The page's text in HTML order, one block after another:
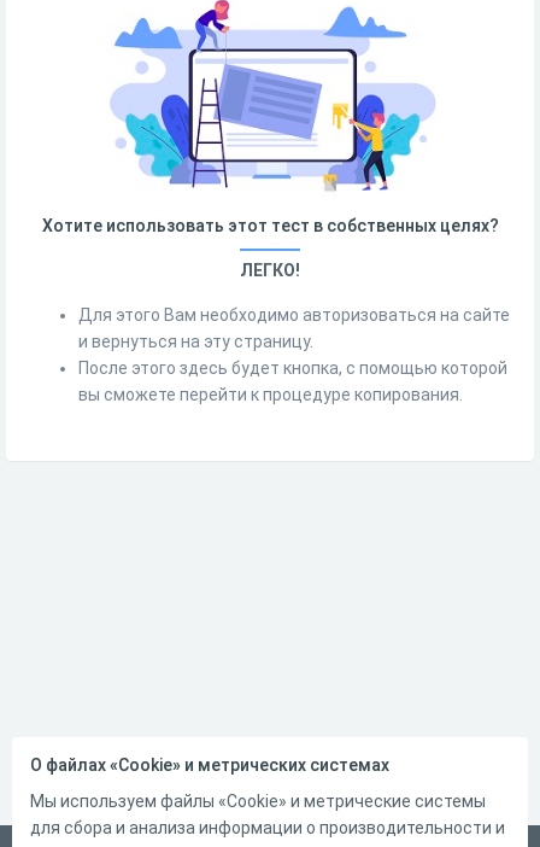
Хотите использовать этот тест в собственных целях?
ЛЕГКО!
Для этого Вам необходимо авторизоваться на сайте
и вернуться на эту страницу.
После этого здесь будет кнопка, с помощью которой
вы сможете перейти к процедуре копирования.
О файлах «Cookie» и метрических системах
Мы используем файлы «Cookie» и метрические системы
для сбора и анализа информации о производительности и